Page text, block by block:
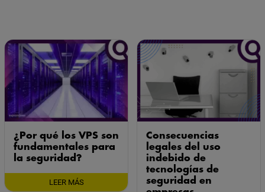
fundamentales para
la seguridad?
LEER MÁS
legales del uso
indebido de
tecnologías de
seguridad en
empresas